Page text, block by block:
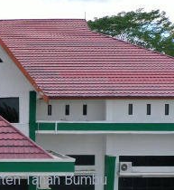
Tanah Bumbu